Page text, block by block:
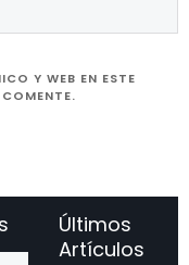
Y WEB EN ESTE
Últimos
Artículos